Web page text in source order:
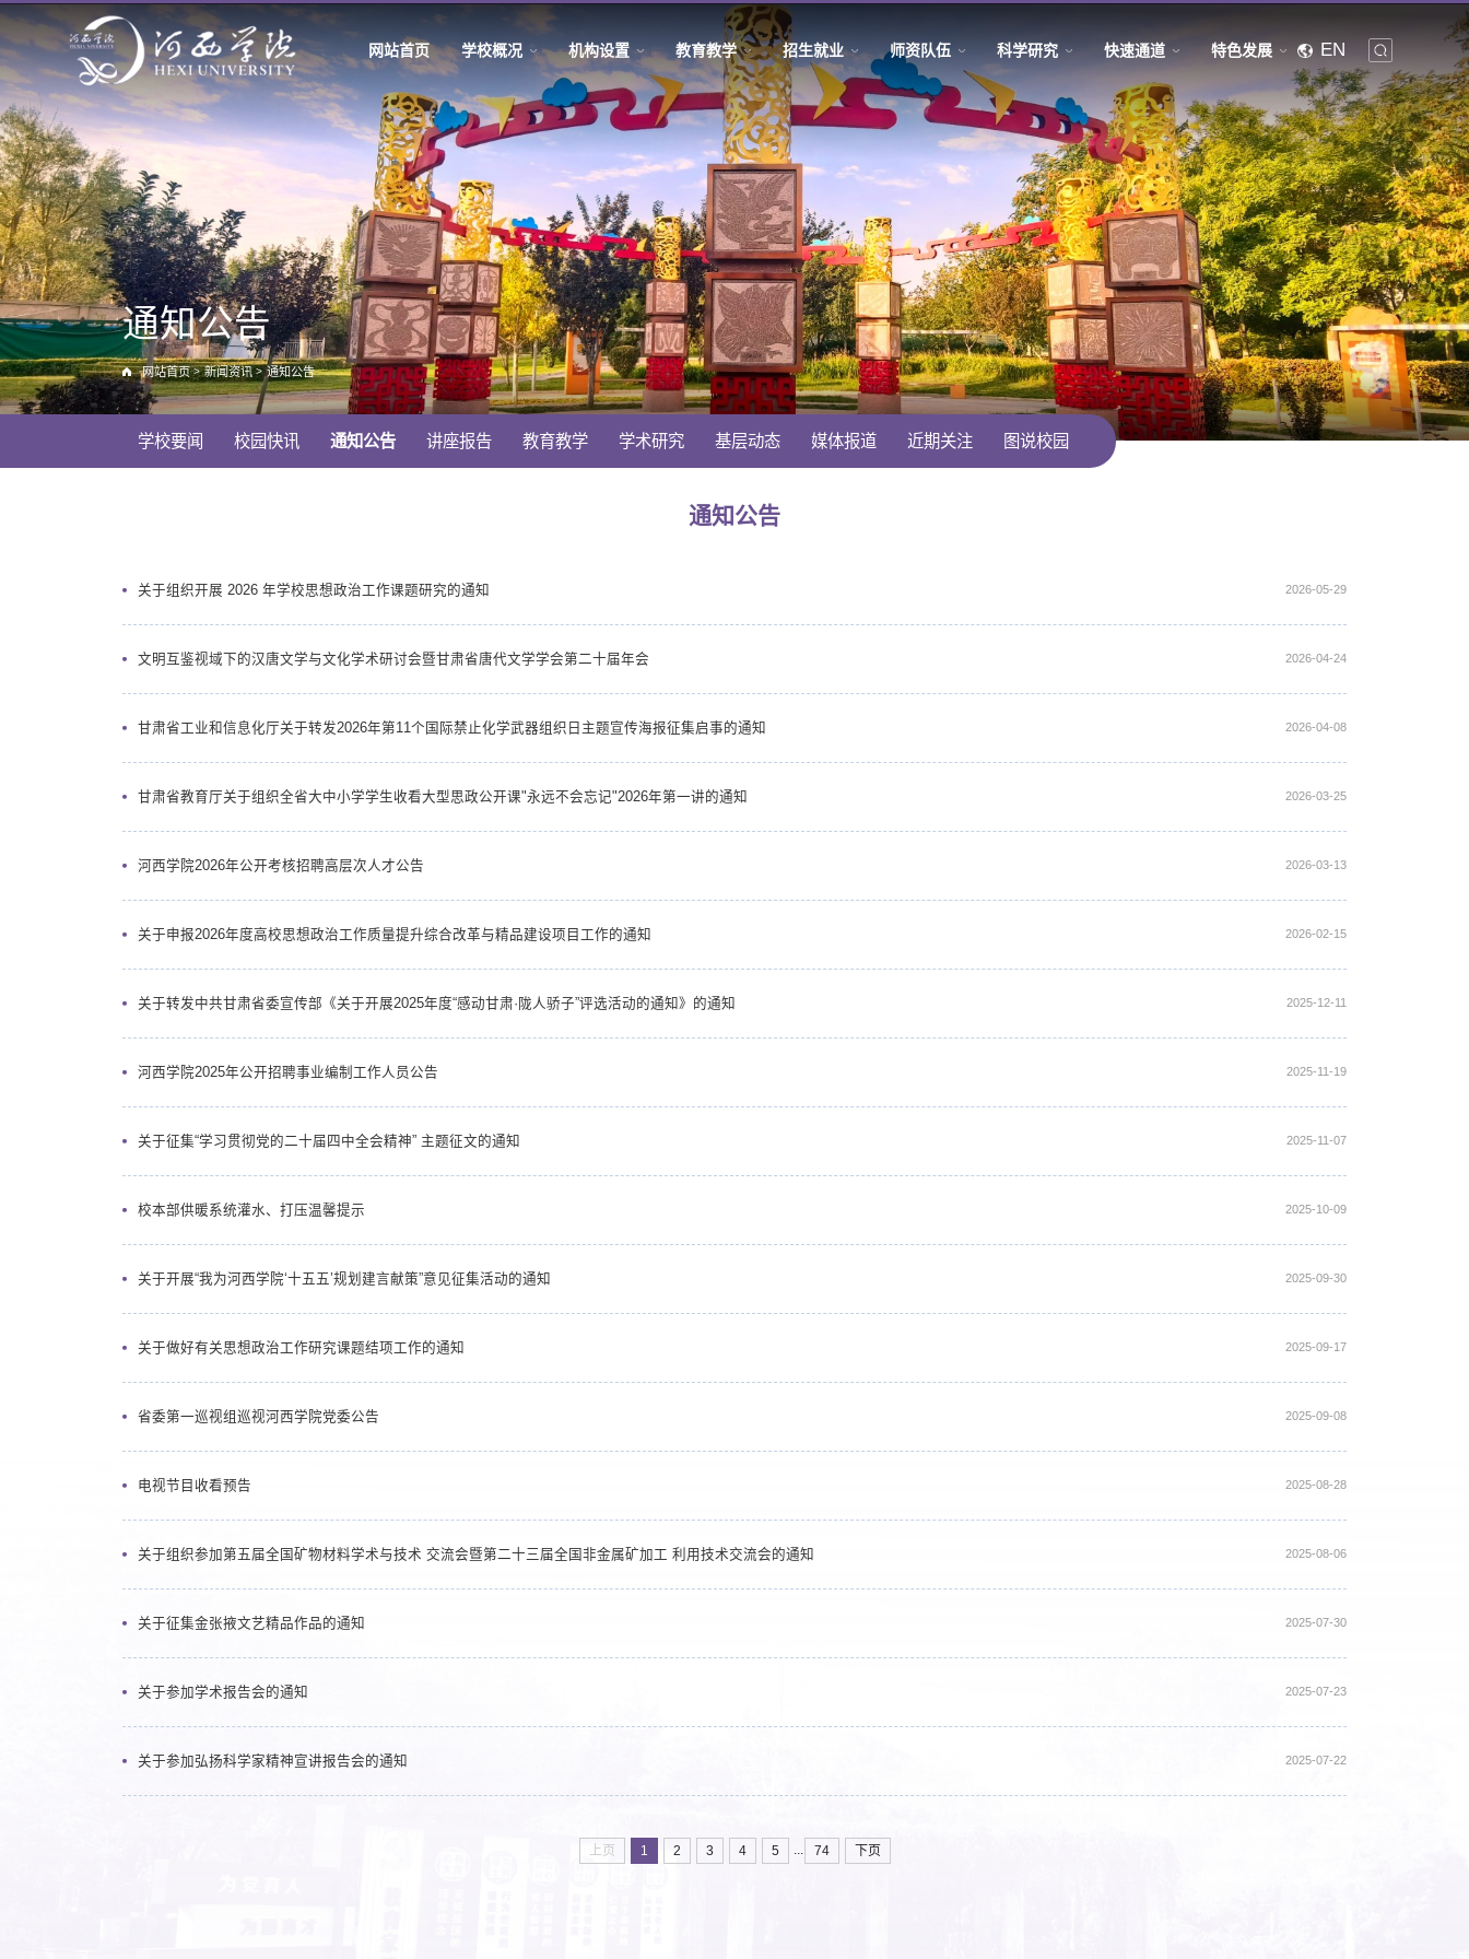
网站首页 学校概况 机构设置 教育教学 招生就业 师资队伍 科学研究 快速通道 特色发展 EN
通知公告
网站首页 > 新闻资讯 > 通知公告
学校要闻 校园快讯 通知公告 讲座报告 教育教学 学术研究 基层动态 媒体报道 近期关注 图说校园
通知公告
关于组织开展 2026 年学校思想政治工作课题研究的通知 2026-05-29
文明互鉴视域下的汉唐文学与文化学术研讨会暨甘肃省唐代文学学会第二十届年会 2026-04-24
甘肃省工业和信息化厅关于转发2026年第11个国际禁止化学武器组织日主题宣传海报征集启事的通知 2026-04-08
甘肃省教育厅关于组织全省大中小学学生收看大型思政公开课"永远不会忘记"2026年第一讲的通知 2026-03-25
河西学院2026年公开考核招聘高层次人才公告 2026-03-13
关于申报2026年度高校思想政治工作质量提升综合改革与精品建设项目工作的通知 2026-02-15
关于转发中共甘肃省委宣传部《关于开展2025年度“感动甘肃·陇人骄子”评选活动的通知》的通知 2025-12-11
河西学院2025年公开招聘事业编制工作人员公告 2025-11-19
关于征集“学习贯彻党的二十届四中全会精神” 主题征文的通知 2025-11-07
校本部供暖系统灌水、打压温馨提示 2025-10-09
关于开展“我为河西学院‘十五五’规划建言献策”意见征集活动的通知 2025-09-30
关于做好有关思想政治工作研究课题结项工作的通知 2025-09-17
省委第一巡视组巡视河西学院党委公告 2025-09-08
电视节目收看预告 2025-08-28
关于组织参加第五届全国矿物材料学术与技术 交流会暨第二十三届全国非金属矿加工 利用技术交流会的通知 2025-08-06
关于征集金张掖文艺精品作品的通知 2025-07-30
关于参加学术报告会的通知 2025-07-23
关于参加弘扬科学家精神宣讲报告会的通知 2025-07-22
上页 1 2 3 4 5 74 下页